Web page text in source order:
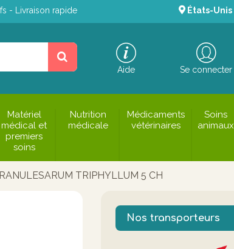
- Livraison rapide États-Unis
Aide Se connecter
Matériel
médical et
premiers
soins
Nutrition
médicale
Médicaments
vétérinaires
Soins
animaux
TRIPHYLLUM 5 CH
Nos transporteurs